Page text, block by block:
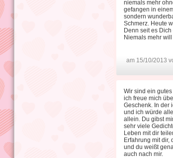
niemals mehr
gefangen in
sondern
Schmerz. Heute
Denn seit es
Niemals mehr
am 15/10/2013
Wir sind ein
ich freue mich
Geschenk. In der
und ich würde
allein. Du gibst
sehr viele
Leben mit dir
Erfahrung mit dir,
und du weißt
auch nach mir.